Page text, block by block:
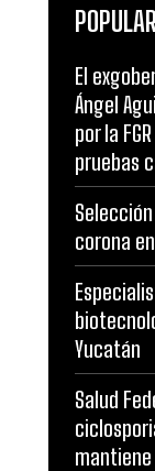
El
Ángel
por la
pruebas
corona
Yucatán
Salud